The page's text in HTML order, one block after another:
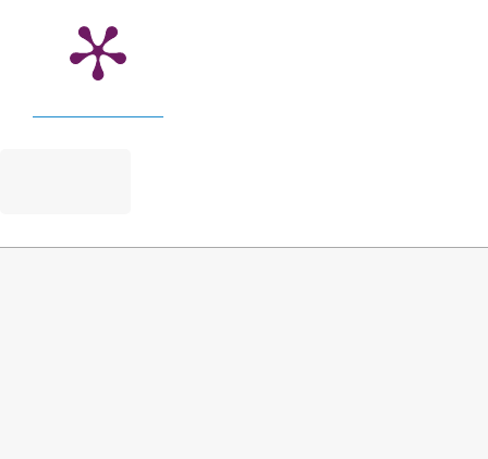
Kamil Łakomy (2023)
Status normatywny przewinienia